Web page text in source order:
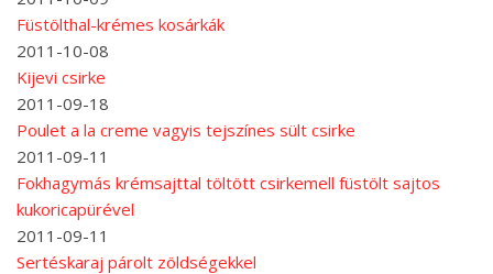
Füstölthal-krémes kosárkák
2011-10-08
Kijevi csirke
2011-09-18
Poulet a la creme vagyis tejszínes sült csirke
2011-09-11
Fokhagymás krémsajttal töltött csirkemell füstölt sajtos
kukoricapürével
2011-09-11
Sertéskaraj párolt zöldségekkel